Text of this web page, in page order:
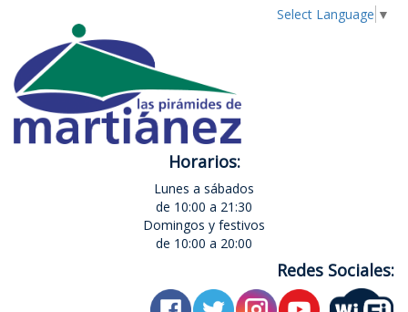
Select Language ▼
Horarios:
Lunes a sábados
de 10:00 a 21:30
Domingos y festivos
de 10:00 a 20:00
Redes Sociales: